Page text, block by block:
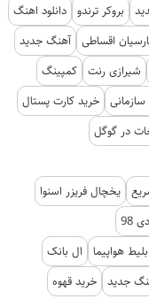
بروکر ترندو دانلود اهنگ
اقساطی آهنگ جدید
شیرازی رنت کمپینگ
خرید کارت پستال
در گوگل
یخچال فریزر اسنوا
98
هواپیما
ال بانک
جدید خرید قهوه